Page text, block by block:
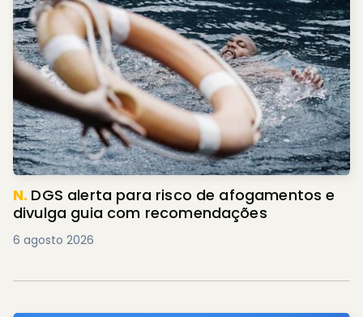
N. DGS alerta para risco de afogamentos e
divulga guia com recomendações
6 agosto 2026